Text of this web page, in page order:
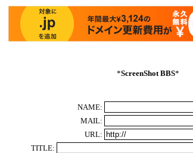
*ScreenShot BBS*
NAME:
MAIL:
URL:
TITLE: